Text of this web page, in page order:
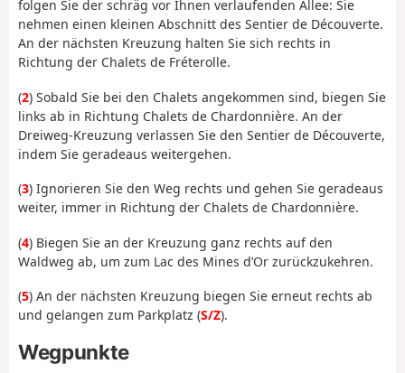
folgen Sie der schräg vor Ihnen verlaufenden Allee: Sie
nehmen einen kleinen Abschnitt des Sentier de Découverte.
An der nächsten Kreuzung halten Sie sich rechts in
Richtung der Chalets de Fréterolle.
(2) Sobald Sie bei den Chalets angekommen sind, biegen Sie
links ab in Richtung Chalets de Chardonnière. An der
Dreiweg-Kreuzung verlassen Sie den Sentier de Découverte,
indem Sie geradeaus weitergehen.
(3) Ignorieren Sie den Weg rechts und gehen Sie geradeaus
weiter, immer in Richtung der Chalets de Chardonnière.
(4) Biegen Sie an der Kreuzung ganz rechts auf den
Waldweg ab, um zum Lac des Mines d’Or zurückzukehren.
(5) An der nächsten Kreuzung biegen Sie erneut rechts ab
und gelangen zum Parkplatz (S/Z).
Wegpunkte